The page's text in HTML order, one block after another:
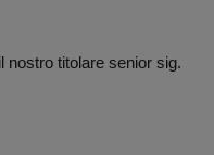
nostro titolare senior sig.